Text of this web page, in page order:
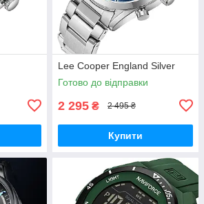
Lee Cooper England Silver
Готово до відправки
2 295 ₴ 2 495 ₴
Купити